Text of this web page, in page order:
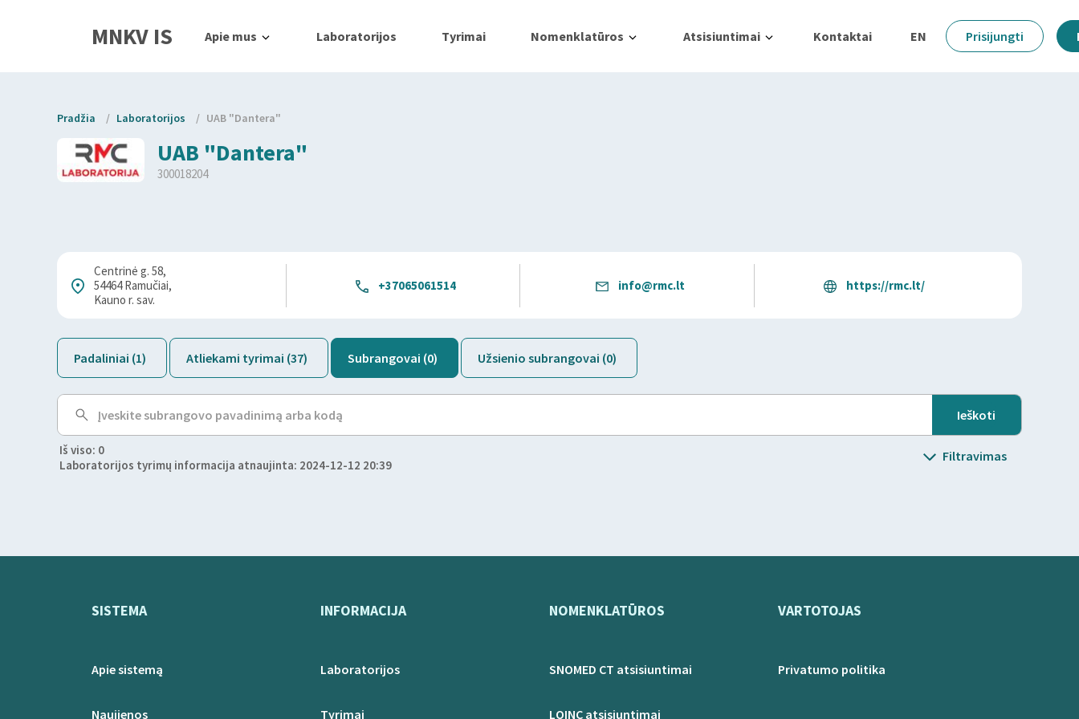
MNKV IS Apie mus Laboratorijos Tyrimai Nomenklatūros Atsisiuntimai Kontaktai EN Prisijungti
Pradžia / Laboratorijos / UAB "Dantera"
UAB "Dantera"
300018204
Centrinė g. 58,
54464 Ramučiai,
Kauno r. sav.
+37065061514 info@rmc.lt https://rmc.lt/
Padaliniai (1) Atliekami tyrimai (37) Subrangovai (0) Užsienio subrangovai (0)
Iš viso: 0
Laboratorijos tyrimų informacija atnaujinta: 2024-12-12 20:39
Filtravimas
SISTEMA
Apie sistemą
Naujienos
INFORMACIJA
Laboratorijos
Tyrimai
NOMENKLATŪROS
SNOMED CT atsisiuntimai
LOINC atsisiuntimai
VARTOTOJAS
Privatumo politika